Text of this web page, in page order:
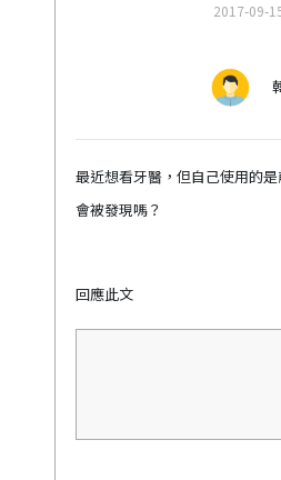
2017-09-
最近想看牙醫，但自己使用的
會被發現嗎？
回應此文